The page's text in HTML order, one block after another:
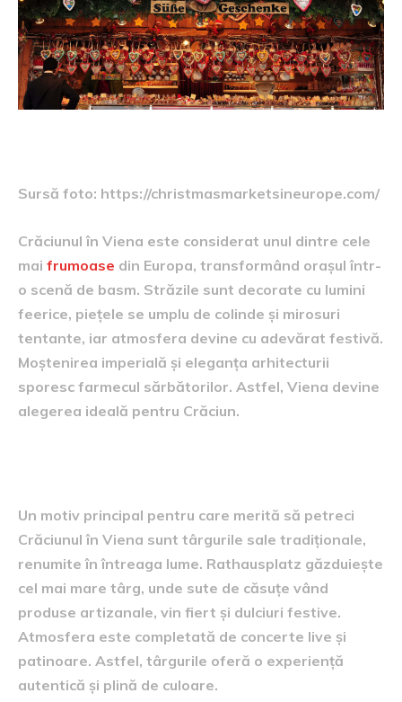
Sursă foto: https://christmasmarketsineurope.com/
Crăciunul în Viena este considerat unul dintre cele
mai frumoase din Europa, transformând orașul într-
o scenă de basm. Străzile sunt decorate cu lumini
feerice, piețele se umplu de colinde și mirosuri
tentante, iar atmosfera devine cu adevărat festivă.
Moștenirea imperială și eleganța arhitecturii
sporesc farmecul sărbătorilor. Astfel, Viena devine
alegerea ideală pentru Crăciun.
Un motiv principal pentru care merită să petreci
Crăciunul în Viena sunt târgurile sale tradiționale,
renumite în întreaga lume. Rathausplatz găzduiește
cel mai mare târg, unde sute de căsuțe vând
produse artizanale, vin fiert și dulciuri festive.
Atmosfera este completată de concerte live și
patinoare. Astfel, târgurile oferă o experiență
autentică și plină de culoare.